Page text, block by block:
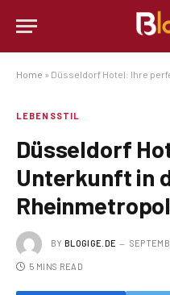
Home » Düsseldorf Hotel: Ihre
LEBENSSTIL
Düsseldorf
Unterkunft in
BY BLOGIGE.DE
5 MINS READ